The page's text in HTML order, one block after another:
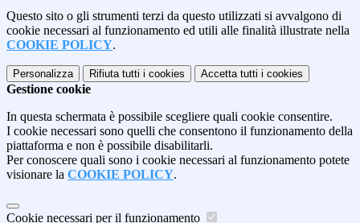
Questo sito o gli strumenti terzi da questo utilizzati si avvalgono di
cookie necessari al funzionamento ed utili alle finalità illustrate nella
COOKIE POLICY.
Personalizza Rifiuta tutti i cookies Accetta tutti i cookies
Gestione cookie
In questa schermata è possibile scegliere quali cookie consentire.
I cookie necessari sono quelli che consentono il funzionamento della
piattaforma e non è possibile disabilitarli.
Per conoscere quali sono i cookie necessari al funzionamento potete
visionare la COOKIE POLICY.
Cookie necessari per il funzionamento